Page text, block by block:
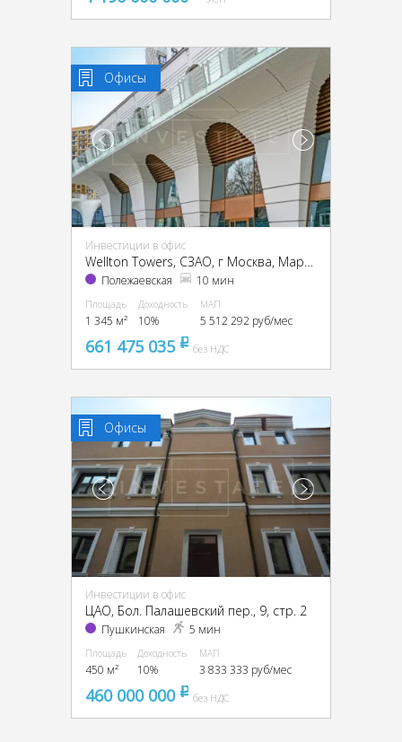
Офисы
Инвестиции в офис
Полежаевская 10 мин
Площадь
1 345 м²
Доходность
10%
МАП
5 512 292 руб/мес
661 475 035 pуббез НДС
Офисы
Инвестиции в офис
ЦАО, Бол. Палашевский пер., 9, стр. 2
Пушкинская 5 мин
Площадь
450 м²
Доходность
10%
МАП
3 833 333 руб/мес
460 000 000 pуббез НДС